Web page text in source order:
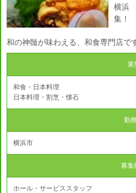
横浜
集！
和の神髄が味わえる、和食専門店で
業
和食・日本料理
日本料理・割烹・懐石
勤
横浜市
募集
ホール・サービススタッフ